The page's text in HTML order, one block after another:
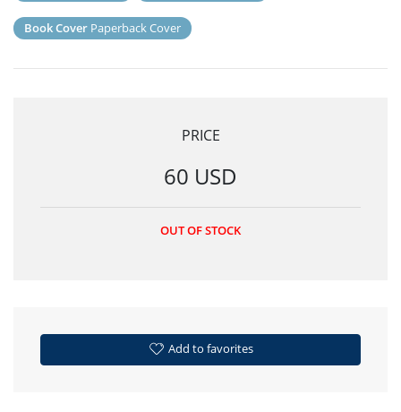
Book Cover Paperback Cover
PRICE
60 USD
OUT OF STOCK
Add to favorites